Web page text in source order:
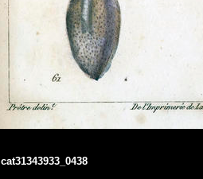
cat31343933_0438